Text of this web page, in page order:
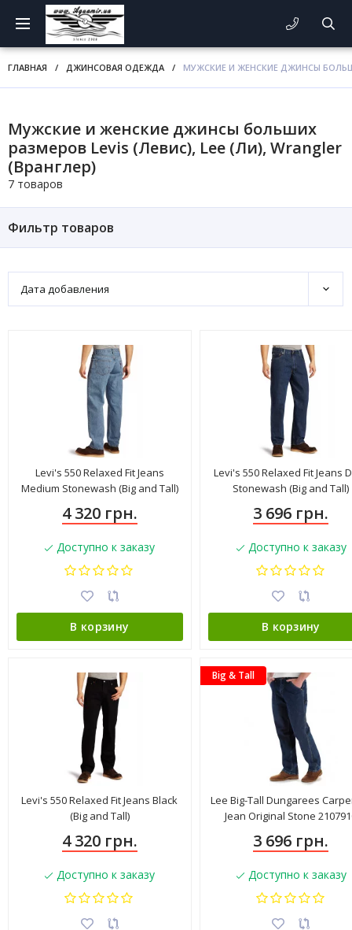
ГЛАВНАЯ / ДЖИНСОВАЯ ОДЕЖДА / МУЖСКИЕ И ЖЕНСКИЕ ДЖИНСЫ
Мужские и женские джинсы больших
размеров Levis (Левис), Lee (Ли), Wrangler
(Вранглер)
7 товаров
Фильтр товаров
Дата добавления
Levi's 550 Relaxed Fit Jeans
Medium Stonewash (Big and Tall)
4 320 грн.
Доступно к заказу
В корзину
Levi's 550 Relaxed Fit Jeans
Stonewash (Big and Tall)
3 696 грн.
Доступно к заказу
В корзину
Levi's 550 Relaxed Fit Jeans Black
(Big and Tall)
4 320 грн.
Доступно к заказу
Big & Tall
Lee Big-Tall Dungarees
Jean Original Stone
3 696 грн.
Доступно к заказу